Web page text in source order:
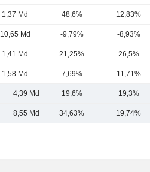
1,37 Md 48,6% 12,83%
10,65 Md -9,79% -8,93%
1,41 Md 21,25% 26,5%
1,58 Md 7,69% 11,71%
4,39 Md 19,6% 19,3%
8,55 Md 34,63% 19,74%